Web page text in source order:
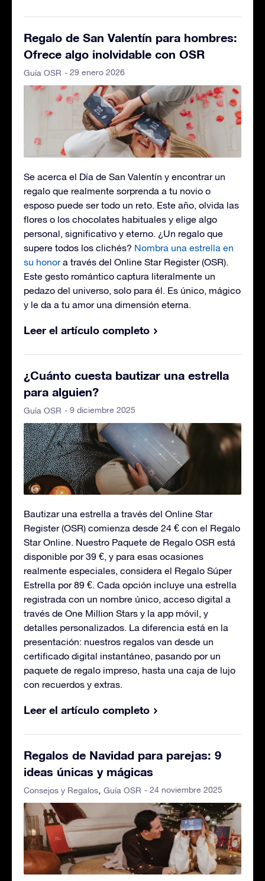
Regalo de San Valentín para hombres:
Ofrece algo inolvidable con OSR
Guía OSR - 29 enero 2026
Se acerca el Día de San Valentín y encontrar un
regalo que realmente sorprenda a tu novio o
esposo puede ser todo un reto. Este año, olvida las
flores o los chocolates habituales y elige algo
personal, significativo y eterno. ¿Un regalo que
supere todos los clichés? Nombra una estrella en
su honor a través del Online Star Register (OSR).
Este gesto romántico captura literalmente un
pedazo del universo, solo para él. Es único, mágico
y le da a tu amor una dimensión eterna.
Leer el artículo completo
¿Cuánto cuesta bautizar una estrella
para alguien?
Guía OSR - 9 diciembre 2025
Bautizar una estrella a través del Online Star
Register (OSR) comienza desde 24 € con el Regalo
Star Online. Nuestro Paquete de Regalo OSR está
disponible por 39 €, y para esas ocasiones
realmente especiales, considera el Regalo Súper
Estrella por 89 €. Cada opción incluye una estrella
registrada con un nombre único, acceso digital a
través de One Million Stars y la app móvil, y
detalles personalizados. La diferencia está en la
presentación: nuestros regalos van desde un
certificado digital instantáneo, pasando por un
paquete de regalo impreso, hasta una caja de lujo
con recuerdos y extras.
Leer el artículo completo
Regalos de Navidad para parejas: 9
ideas únicas y mágicas
Consejos y Regalos Guía OSR - 24 noviembre 2025